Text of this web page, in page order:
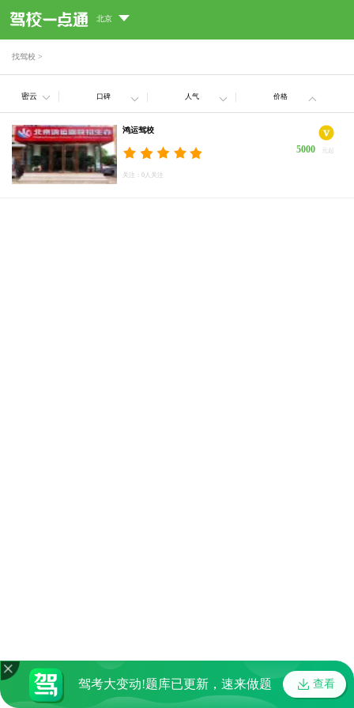
北京
找驾校 >
密云 口碑 人气 价格
鸿运驾校
5000 元起
关注：0人关注
驾考大变动!题库已更新，速来做题 查看